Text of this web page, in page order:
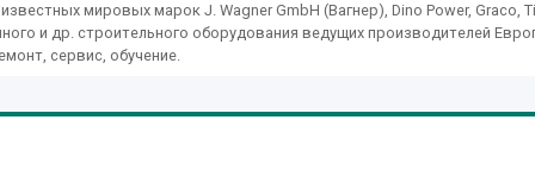
мировых марок J. Wagner GmbH (Вагнер), Dino Power, Graco,
и др. строительного оборудования ведущих производителей
сервис, обучение.